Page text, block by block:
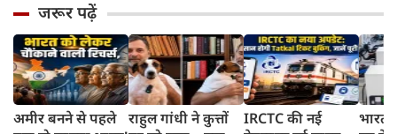
जरूर पढ़ें
अमीर बनने से पहले
राहुल गांधी ने कुत्तों
IRCTC की नई
भारत